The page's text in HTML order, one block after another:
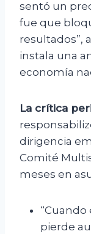
sentó un
fue que
resultados”,
instala una
economía
La crítica
dirigencia
Comité
meses en
“Cuando
pierde